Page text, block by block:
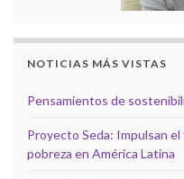
NOTICIAS MÁS VISTAS
Pensamientos de
Proyecto Seda: Impulsan
pobreza en América Latina